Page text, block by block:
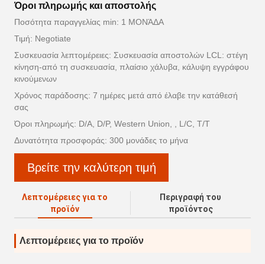
Όροι πληρωμής και αποστολής
Ποσότητα παραγγελίας min: 1 ΜΟΝΆΔΑ
Τιμή: Negotiate
Συσκευασία λεπτομέρειες: Συσκευασία αποστολών LCL: στέγη
κίνηση-από τη συσκευασία, πλαίσιο χάλυβα, κάλυψη εγγράφου
κινούμενων
Χρόνος παράδοσης: 7 ημέρες μετά από έλαβε την κατάθεσή
σας
Όροι πληρωμής: D/A, D/P, Western Union, , L/C, T/T
Δυνατότητα προσφοράς: 300 μονάδες το μήνα
Βρείτε την καλύτερη τιμή
Λεπτομέρειες για το
προϊόν
Περιγραφή του
προϊόντος
Λεπτομέρειες για το προϊόν